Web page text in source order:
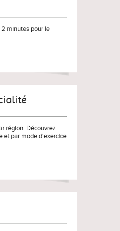
minutes pour le
région. Découvrez
et par mode d'exercice